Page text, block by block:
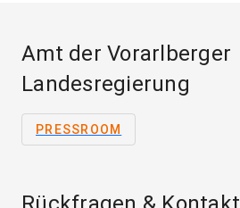
Amt der Vorarlberger
Landesregierung
PRESSROOM